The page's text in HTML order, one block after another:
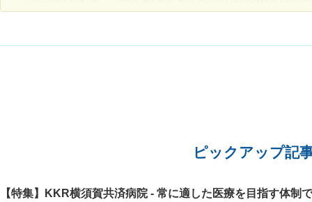
の機関でセカンドオピニオンを受けたほうがよろ
ります。 あまり水分をとらない子で、それにして
ピックアップ記
【特集】KKR横須賀共済病院 - 常に適した医療を目指す体制